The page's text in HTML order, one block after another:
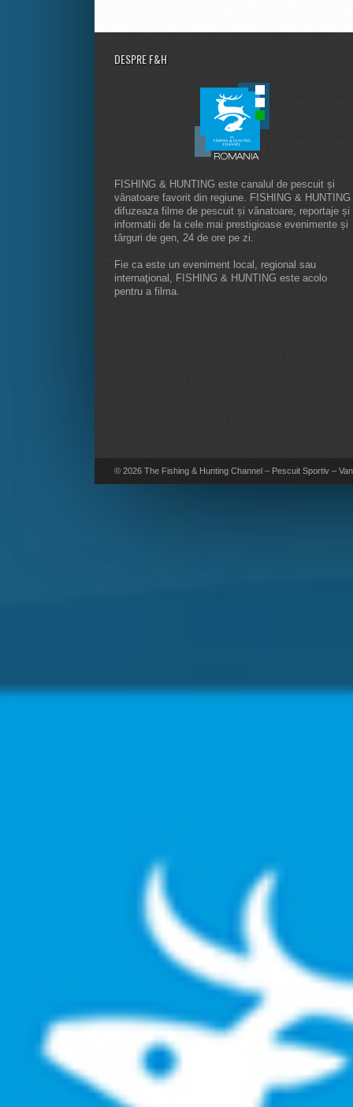
DESPRE F&H
FISHING & HUNTING este canalul de pescuit și
vânatoare favorit din regiune. FISHING & HUNTING
difuzeaza filme de pescuit și vânatoare, reportaje și
informatii de la cele mai prestigioase evenimente și
târguri de gen, 24 de ore pe zi.
Fie ca este un eveniment local, regional sau
internaţional, FISHING & HUNTING este acolo
pentru a filma.
© 2026 The Fishing & Hunting Channel – Pescuit Sportiv –